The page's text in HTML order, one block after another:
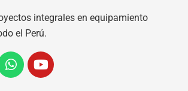
integrales en equipamiento
el Perú.